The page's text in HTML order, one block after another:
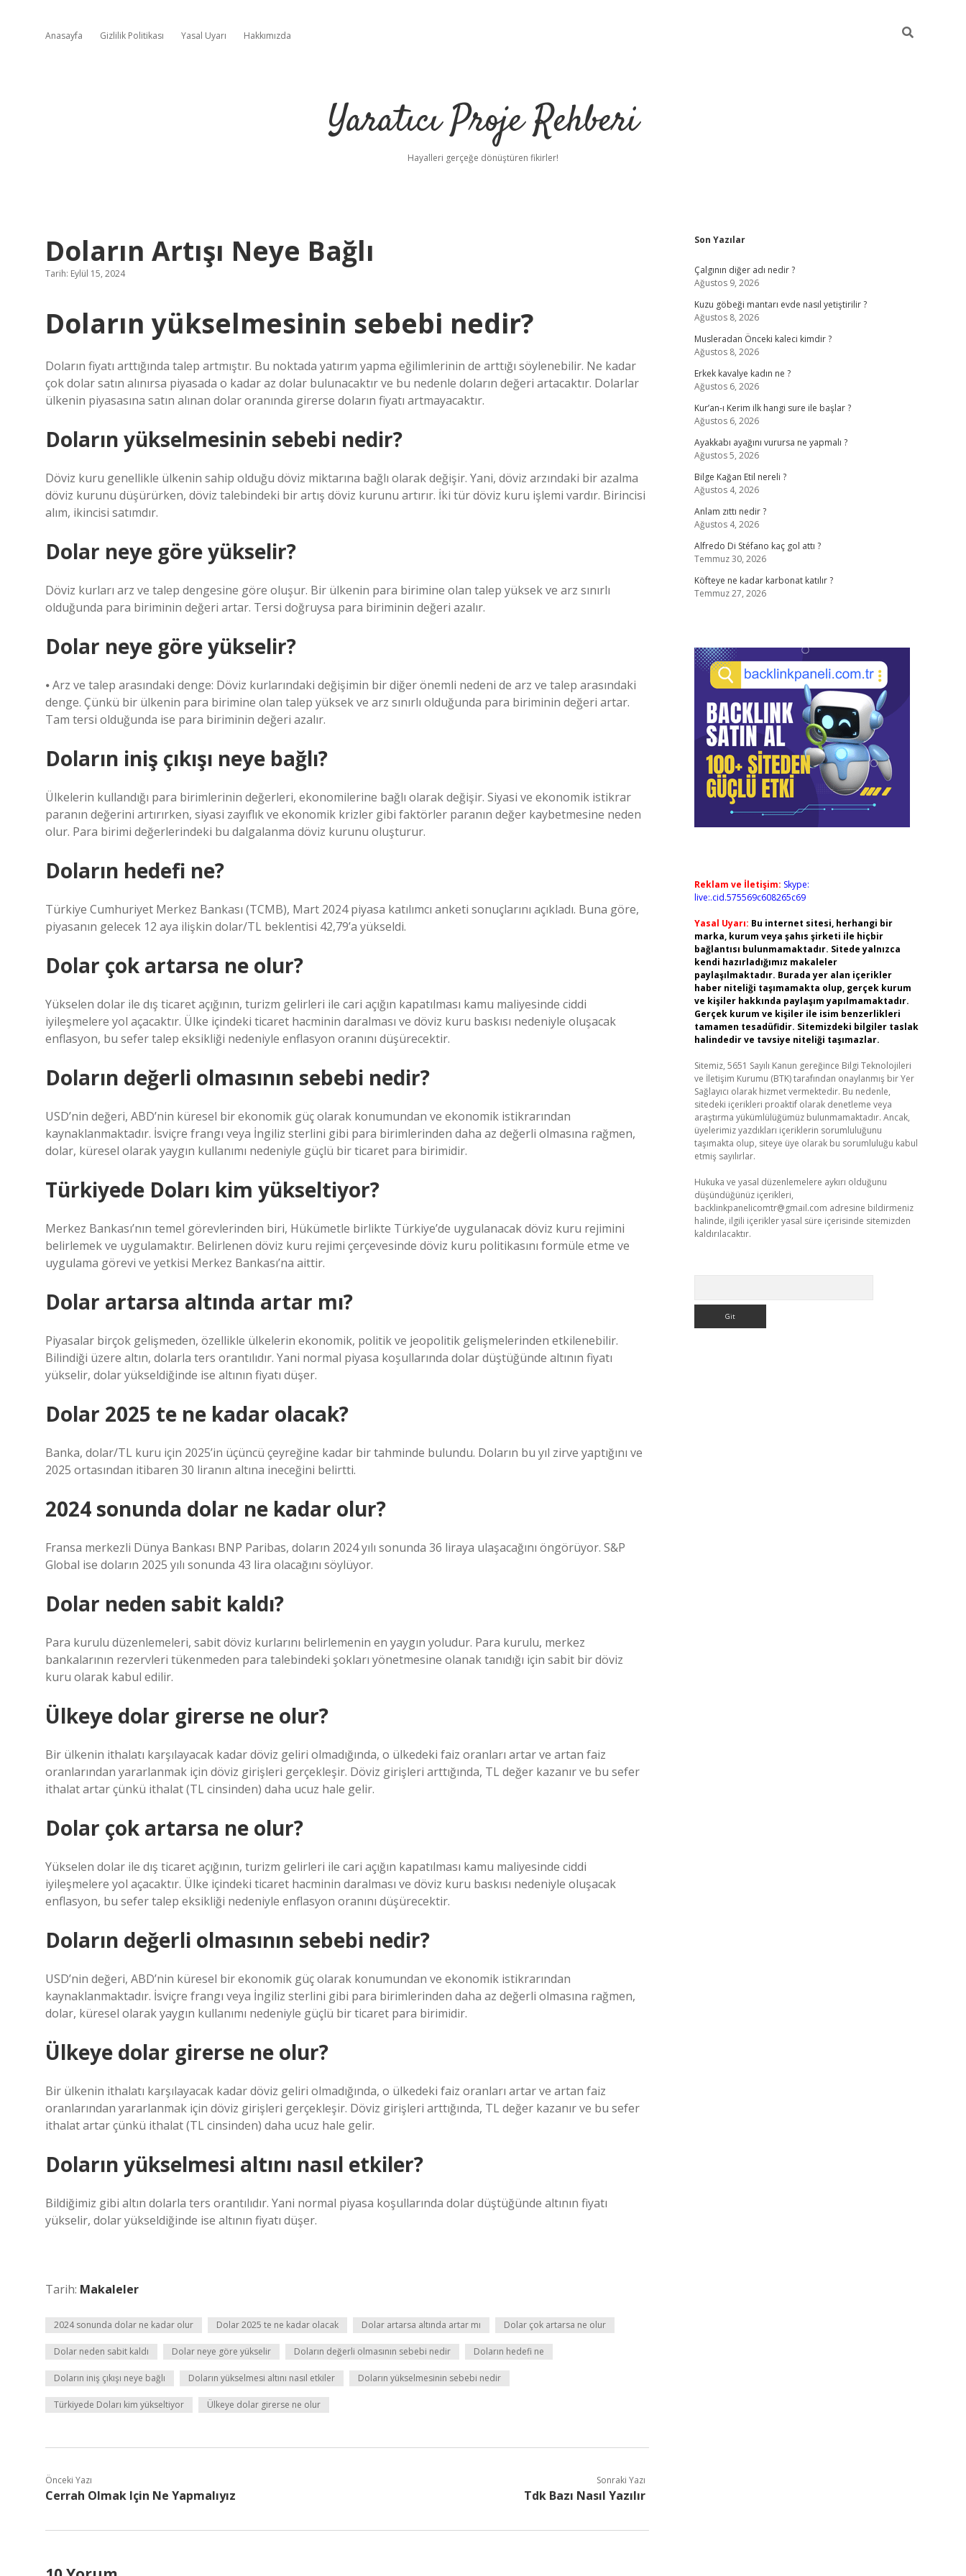
Anasayfa Gizlilik Politikası Yasal Uyarı Hakkımızda
Yaratıcı Proje Rehberi
Hayalleri gerçeğe dönüştüren fikirler!
Doların Artışı Neye Bağlı
Tarih: Eylül 15, 2024
Doların yükselmesinin sebebi nedir?
Doların fiyatı arttığında talep artmıştır. Bu noktada yatırım yapma eğilimlerinin de arttığı söylenebilir. Ne kadar
çok dolar satın alınırsa piyasada o kadar az dolar bulunacaktır ve bu nedenle doların değeri artacaktır. Dolarlar
ülkenin piyasasına satın alınan dolar oranında girerse doların fiyatı artmayacaktır.
Doların yükselmesinin sebebi nedir?
Döviz kuru genellikle ülkenin sahip olduğu döviz miktarına bağlı olarak değişir. Yani, döviz arzındaki bir azalma
döviz kurunu düşürürken, döviz talebindeki bir artış döviz kurunu artırır. İki tür döviz kuru işlemi vardır. Birincisi
alım, ikincisi satımdır.
Dolar neye göre yükselir?
Döviz kurları arz ve talep dengesine göre oluşur. Bir ülkenin para birimine olan talep yüksek ve arz sınırlı
olduğunda para biriminin değeri artar. Tersi doğruysa para biriminin değeri azalır.
Dolar neye göre yükselir?
⦁ Arz ve talep arasındaki denge: Döviz kurlarındaki değişimin bir diğer önemli nedeni de arz ve talep arasındaki
denge. Çünkü bir ülkenin para birimine olan talep yüksek ve arz sınırlı olduğunda para biriminin değeri artar.
Tam tersi olduğunda ise para biriminin değeri azalır.
Doların iniş çıkışı neye bağlı?
Ülkelerin kullandığı para birimlerinin değerleri, ekonomilerine bağlı olarak değişir. Siyasi ve ekonomik istikrar
paranın değerini artırırken, siyasi zayıflık ve ekonomik krizler gibi faktörler paranın değer kaybetmesine neden
olur. Para birimi değerlerindeki bu dalgalanma döviz kurunu oluşturur.
Doların hedefi ne?
Türkiye Cumhuriyet Merkez Bankası (TCMB), Mart 2024 piyasa katılımcı anketi sonuçlarını açıkladı. Buna göre,
piyasanın gelecek 12 aya ilişkin dolar/TL beklentisi 42,79’a yükseldi.
Dolar çok artarsa ne olur?
Yükselen dolar ile dış ticaret açığının, turizm gelirleri ile cari açığın kapatılması kamu maliyesinde ciddi
iyileşmelere yol açacaktır. Ülke içindeki ticaret hacminin daralması ve döviz kuru baskısı nedeniyle oluşacak
enflasyon, bu sefer talep eksikliği nedeniyle enflasyon oranını düşürecektir.
Doların değerli olmasının sebebi nedir?
USD’nin değeri, ABD’nin küresel bir ekonomik güç olarak konumundan ve ekonomik istikrarından
kaynaklanmaktadır. İsviçre frangı veya İngiliz sterlini gibi para birimlerinden daha az değerli olmasına rağmen,
dolar, küresel olarak yaygın kullanımı nedeniyle güçlü bir ticaret para birimidir.
Türkiyede Doları kim yükseltiyor?
Merkez Bankası’nın temel görevlerinden biri, Hükümetle birlikte Türkiye’de uygulanacak döviz kuru rejimini
belirlemek ve uygulamaktır. Belirlenen döviz kuru rejimi çerçevesinde döviz kuru politikasını formüle etme ve
uygulama görevi ve yetkisi Merkez Bankası’na aittir.
Dolar artarsa altında artar mı?
Piyasalar birçok gelişmeden, özellikle ülkelerin ekonomik, politik ve jeopolitik gelişmelerinden etkilenebilir.
Bilindiği üzere altın, dolarla ters orantılıdır. Yani normal piyasa koşullarında dolar düştüğünde altının fiyatı
yükselir, dolar yükseldiğinde ise altının fiyatı düşer.
Dolar 2025 te ne kadar olacak?
Banka, dolar/TL kuru için 2025’in üçüncü çeyreğine kadar bir tahminde bulundu. Doların bu yıl zirve yaptığını ve
2025 ortasından itibaren 30 liranın altına ineceğini belirtti.
2024 sonunda dolar ne kadar olur?
Fransa merkezli Dünya Bankası BNP Paribas, doların 2024 yılı sonunda 36 liraya ulaşacağını öngörüyor. S&P
Global ise doların 2025 yılı sonunda 43 lira olacağını söylüyor.
Dolar neden sabit kaldı?
Para kurulu düzenlemeleri, sabit döviz kurlarını belirlemenin en yaygın yoludur. Para kurulu, merkez
bankalarının rezervleri tükenmeden para talebindeki şokları yönetmesine olanak tanıdığı için sabit bir döviz
kuru olarak kabul edilir.
Ülkeye dolar girerse ne olur?
Bir ülkenin ithalatı karşılayacak kadar döviz geliri olmadığında, o ülkedeki faiz oranları artar ve artan faiz
oranlarından yararlanmak için döviz girişleri gerçekleşir. Döviz girişleri arttığında, TL değer kazanır ve bu sefer
ithalat artar çünkü ithalat (TL cinsinden) daha ucuz hale gelir.
Dolar çok artarsa ne olur?
Yükselen dolar ile dış ticaret açığının, turizm gelirleri ile cari açığın kapatılması kamu maliyesinde ciddi
iyileşmelere yol açacaktır. Ülke içindeki ticaret hacminin daralması ve döviz kuru baskısı nedeniyle oluşacak
enflasyon, bu sefer talep eksikliği nedeniyle enflasyon oranını düşürecektir.
Doların değerli olmasının sebebi nedir?
USD’nin değeri, ABD’nin küresel bir ekonomik güç olarak konumundan ve ekonomik istikrarından
kaynaklanmaktadır. İsviçre frangı veya İngiliz sterlini gibi para birimlerinden daha az değerli olmasına rağmen,
dolar, küresel olarak yaygın kullanımı nedeniyle güçlü bir ticaret para birimidir.
Ülkeye dolar girerse ne olur?
Bir ülkenin ithalatı karşılayacak kadar döviz geliri olmadığında, o ülkedeki faiz oranları artar ve artan faiz
oranlarından yararlanmak için döviz girişleri gerçekleşir. Döviz girişleri arttığında, TL değer kazanır ve bu sefer
ithalat artar çünkü ithalat (TL cinsinden) daha ucuz hale gelir.
Doların yükselmesi altını nasıl etkiler?
Bildiğimiz gibi altın dolarla ters orantılıdır. Yani normal piyasa koşullarında dolar düştüğünde altının fiyatı
yükselir, dolar yükseldiğinde ise altının fiyatı düşer.
Tarih: Makaleler
2024 sonunda dolar ne kadar olur Dolar 2025 te ne kadar olacak Dolar artarsa altında artar mı Dolar çok artarsa ne olur
Dolar neden sabit kaldı Dolar neye göre yükselir Doların değerli olmasının sebebi nedir Doların hedefi ne
Doların iniş çıkışı neye bağlı Doların yükselmesi altını nasıl etkiler Doların yükselmesinin sebebi nedir
Türkiyede Doları kim yükseltiyor Ülkeye dolar girerse ne olur
Önceki Yazı
Cerrah Olmak Için Ne Yapmalıyız
Sonraki Yazı
Tdk Bazı Nasıl Yazılır
Sidebar
Son Yazılar
Çalgının diğer adı nedir ?
Ağustos 9, 2026
Kuzu göbeği mantarı evde nasıl yetiştirilir ?
Ağustos 8, 2026
Musleradan Önceki kaleci kimdir ?
Ağustos 8, 2026
Erkek kavalye kadın ne ?
Ağustos 6, 2026
Kur’an-ı Kerim ilk hangi sure ile başlar ?
Ağustos 6, 2026
Ayakkabı ayağını vurursa ne yapmalı ?
Ağustos 5, 2026
Bilge Kağan Etil nereli ?
Ağustos 4, 2026
Anlam zıttı nedir ?
Ağustos 4, 2026
Alfredo Di Stéfano kaç gol attı ?
Temmuz 30, 2026
Köfteye ne kadar karbonat katılır ?
Temmuz 27, 2026
Reklam ve İletişim: Skype:
live:.cid.575569c608265c69
Yasal Uyarı: Bu internet sitesi, herhangi bir
marka, kurum veya şahıs şirketi ile hiçbir
bağlantısı bulunmamaktadır. Sitede yalnızca
kendi hazırladığımız makaleler
paylaşılmaktadır. Burada yer alan içerikler
haber niteliği taşımamakta olup, gerçek kurum
ve kişiler hakkında paylaşım yapılmamaktadır.
Gerçek kurum ve kişiler ile isim benzerlikleri
tamamen tesadüfidir. Sitemizdeki bilgiler taslak
halindedir ve tavsiye niteliği taşımazlar.
Sitemiz, 5651 Sayılı Kanun gereğince Bilgi Teknolojileri
ve İletişim Kurumu (BTK) tarafından onaylanmış bir Yer
Sağlayıcı olarak hizmet vermektedir. Bu nedenle,
sitedeki içerikleri proaktif olarak denetleme veya
araştırma yükümlülüğümüz bulunmamaktadır. Ancak,
üyelerimiz yazdıkları içeriklerin sorumluluğunu
taşımakta olup, siteye üye olarak bu sorumluluğu kabul
etmiş sayılırlar.
Hukuka ve yasal düzenlemelere aykırı olduğunu
düşündüğünüz içerikleri,
backlinkpanelicomtr@gmail.com adresine bildirmeniz
halinde, ilgili içerikler yasal süre içerisinde sitemizden
kaldırılacaktır.
piabellacasinohiltonbet giriş